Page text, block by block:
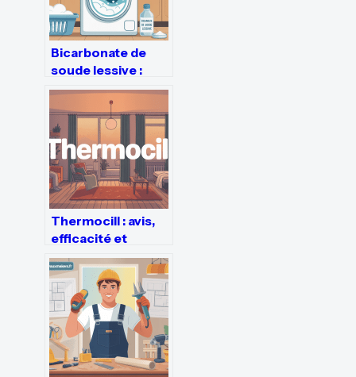
Bicarbonate de
soude lessive :
usages, dosages
et erreurs à éviter
Thermocill : avis,
efficacité et
installation de ce
chauffage
d’appoint